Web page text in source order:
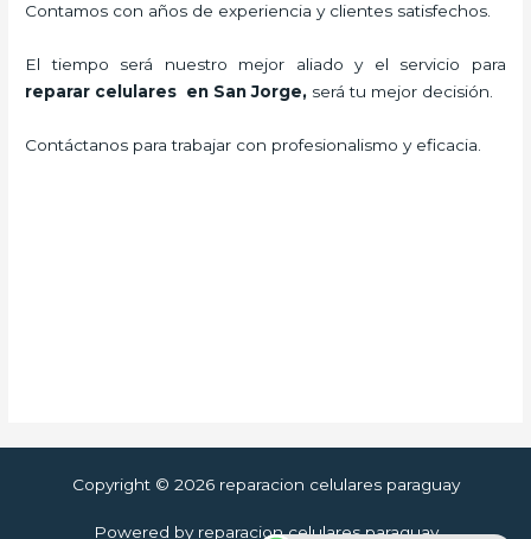
Contamos con años de experiencia y clientes satisfechos.
El tiempo será nuestro mejor aliado y el servicio para
reparar celulares en San Jorge, será tu mejor decisión.
Contáctanos para trabajar con profesionalismo y eficacia.
Copyright © 2026 reparacion celulares paraguay
Powered by reparacion celulares paraguay